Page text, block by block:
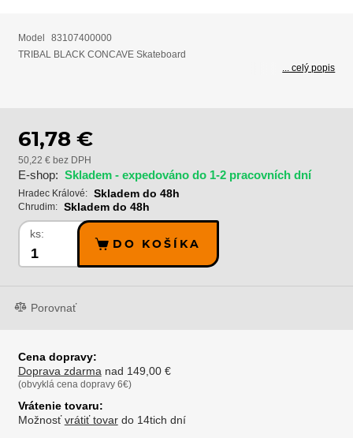
Model
83107400000
TRIBAL BLACK CONCAVE Skateboard
... celý popis
61,78 €
50,22 € bez DPH
E-shop: Skladem - expedováno do 1-2 pracovních dní
Hradec Králové: Skladem do 48h
Chrudim: Skladem do 48h
ks:
DO KOŠÍKA
Porovnať
Cena dopravy:
Doprava zdarma nad 149,00 €
(obvyklá cena dopravy 6€)
Vrátenie tovaru:
Možnosťvrátiť tovardo 14tich dní